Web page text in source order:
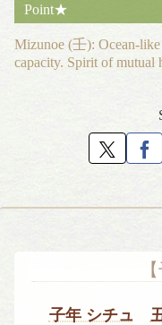
Point★
Mizunoe (壬): Ocean-like
capacity. Spirit of mutual
子年 シチュ